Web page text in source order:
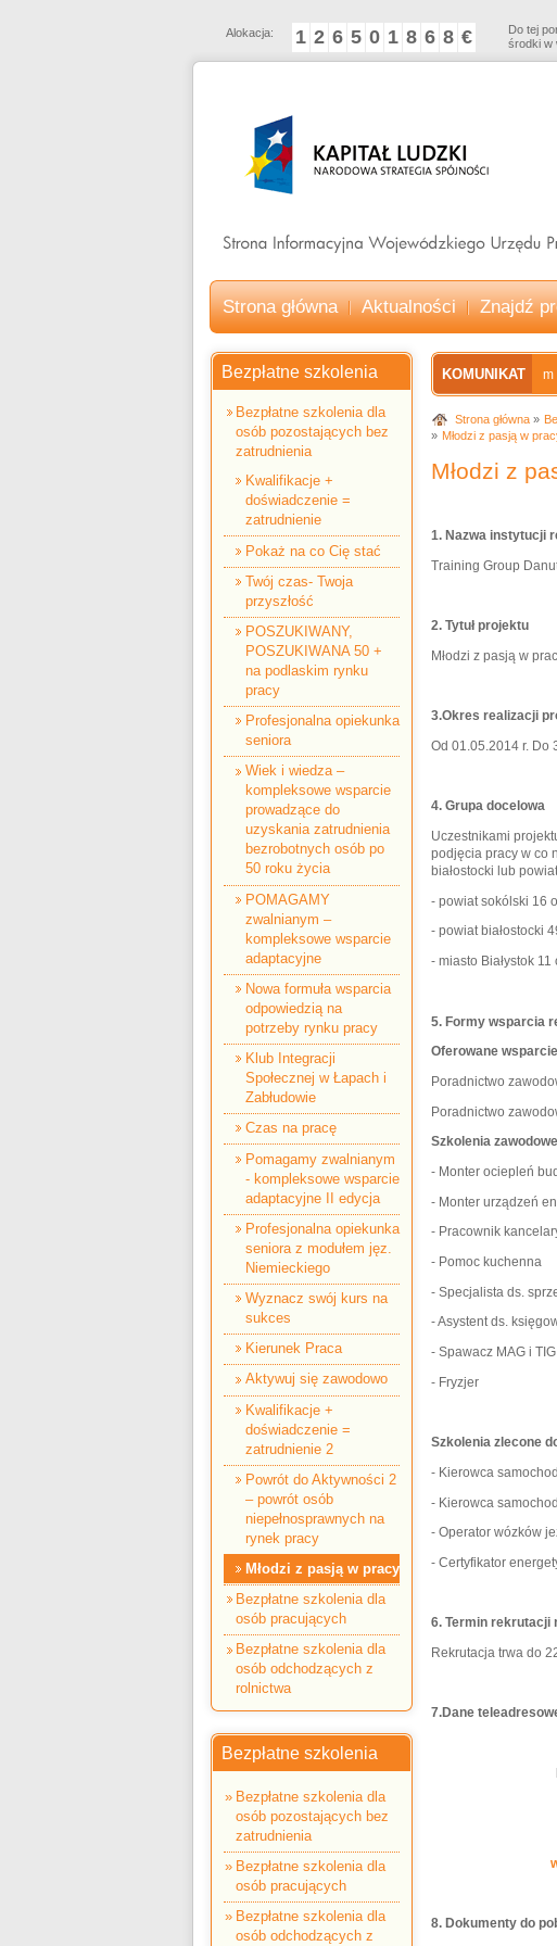
Alokacja: 1 2 6 5 0 1 8 6 8 €
Do tej
środki w
Strona główna Aktualności Znajdź
KOMUNIKAT
Program
Strona główna
Młodzi z pasją w
Młodzi z
1. Nazwa instytucji
Training Group
2. Tytuł projektu
Młodzi z pasją w
3.Okres realizacji
Od 01.05.2014 r. Do
4. Grupa docelowa
Uczestnikami
podjęcia pracy w co
białostocki lub
- powiat sokólski 16
- powiat białostocki
- miasto Białystok 11
5. Formy wsparcia
Oferowane
Poradnictwo
Poradnictwo
Szkolenia zawodowe
- Monter ociepleń
- Monter urządzeń
- Pracownik
- Pomoc kuchenna
- Specjalista ds.
- Asystent ds.
- Spawacz MAG i TIG
- Fryzjer
Szkolenia zlecone
- Kierowca
- Kierowca
- Operator wózków
- Certyfikator
6. Termin rekrutacji
Rekrutacja trwa do
7.Dane
8. Dokumenty do
Bezpłatne szkolenia
Bezpłatne szkolenia dla
osób pozostających bez
zatrudnienia
Kwalifikacje +
doświadczenie =
zatrudnienie
Pokaż na co Cię stać
Twój czas- Twoja
przyszłość
POSZUKIWANY,
POSZUKIWANA 50 +
na podlaskim rynku
pracy
Profesjonalna opiekunka
seniora
Wiek i wiedza –
kompleksowe wsparcie
prowadzące do
uzyskania zatrudnienia
bezrobotnych osób po
50 roku życia
POMAGAMY
zwalnianym –
kompleksowe wsparcie
adaptacyjne
Nowa formuła wsparcia
odpowiedzią na
potrzeby rynku pracy
Klub Integracji
Społecznej w Łapach i
Zabłudowie
Czas na pracę
Pomagamy zwalnianym
- kompleksowe wsparcie
adaptacyjne II edycja
Profesjonalna opiekunka
seniora z modułem jęz.
Niemieckiego
Wyznacz swój kurs na
sukces
Kierunek Praca
Aktywuj się zawodowo
Kwalifikacje +
doświadczenie =
zatrudnienie 2
Powrót do Aktywności 2
– powrót osób
niepełnosprawnych na
rynek pracy
Młodzi z pasją w pracy
Bezpłatne szkolenia dla
osób pracujących
Bezpłatne szkolenia dla
osób odchodzących z
rolnictwa
Bezpłatne szkolenia
Bezpłatne szkolenia dla
osób pozostających bez
zatrudnienia
Bezpłatne szkolenia dla
osób pracujących
Bezpłatne szkolenia dla
osób odchodzących z